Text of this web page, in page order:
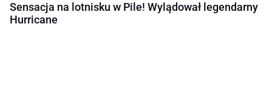
Sensacja na lotnisku w Pile! Wylądował legendarny
Hurricane